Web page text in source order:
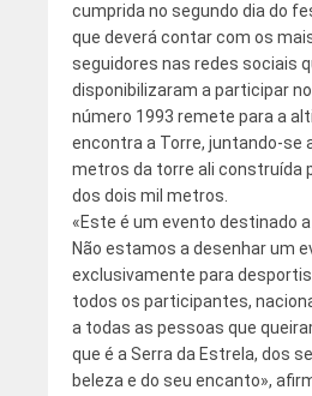
cumprida no segundo dia do
que deverá contar com os
seguidores nas redes sociais
disponibilizaram a participar
número 1993 remete para a
encontra a Torre, juntando-se
metros da torre ali construída
dos dois mil metros.
«Este é um evento destinado
Não estamos a desenhar um
exclusivamente para
todos os participantes,
a todas as pessoas que
que é a Serra da Estrela, dos
beleza e do seu encanto»,